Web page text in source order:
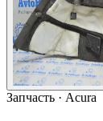
Запчасть · Acura